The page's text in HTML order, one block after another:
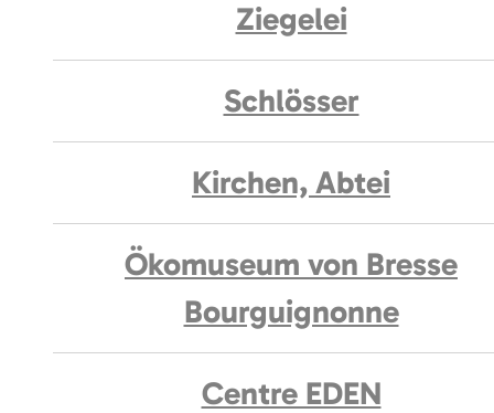
Ziegelei
Schlösser
Kirchen, Abtei
Ökomuseum von Bresse
Bourguignonne
Centre EDEN